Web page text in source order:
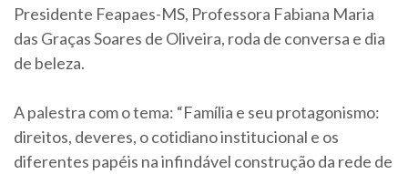
Presidente Feapaes-MS, Professora Fabiana Maria
das Graças Soares de Oliveira, roda de conversa e dia
de beleza.
A palestra com o tema: “Família e seu protagonismo:
direitos, deveres, o cotidiano institucional e os
diferentes papéis na infindável construção da rede de